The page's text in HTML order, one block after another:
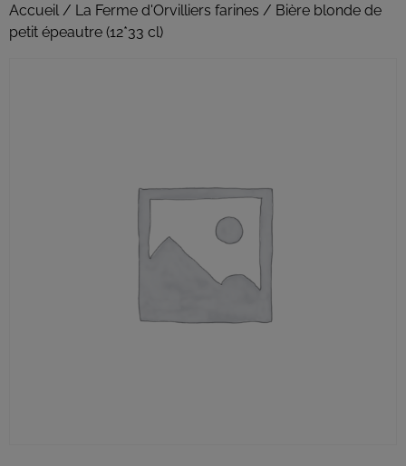
Accueil/ La Ferme d'Orvilliers farines / Bière blonde de
petit épeautre (12*33 cl)